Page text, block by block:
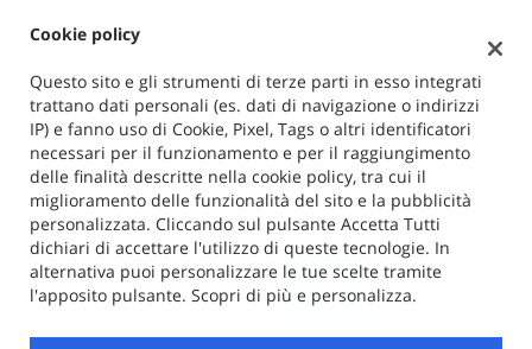
Group Ama Italia Srl
Via San Valentino, 52, Sarno (SA)
C.F/P.IVA:04962890655
Registro delle imprese:SA
Cookie policy
Questo sito e gli strumenti di terze parti in esso integrati
trattano dati personali (es. dati di navigazione o indirizzi
IP) e fanno uso di Cookie, Pixel, Tags o altri identificatori
necessari per il funzionamento e per il raggiungimento
delle finalità descritte nella cookie policy, tra cui il
miglioramento delle funzionalità del sito e la pubblicità
personalizzata. Cliccando sul pulsante Accetta Tutti
dichiari di accettare l'utilizzo di queste tecnologie. In
alternativa puoi personalizzare le tue scelte tramite
l'apposito pulsante. Scopri di più e personalizza.